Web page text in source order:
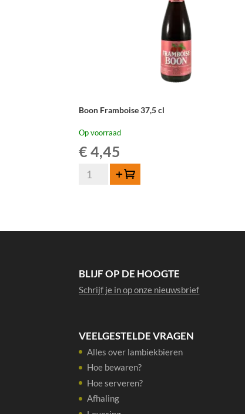
Boon Framboise 37,5 cl
Op voorraad
€ 4,45
Boon
Framboise
Toevoegen
BLIJF OP DE HOOGTE
Schrijf je in op onze nieuwsbrief
VEELGESTELDE VRAGEN
Alles over lambiekbieren
Hoe bewaren?
Hoe serveren?
Afhaling